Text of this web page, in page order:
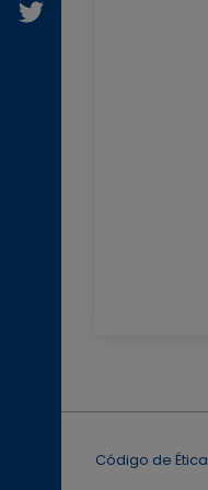
Código de Ética